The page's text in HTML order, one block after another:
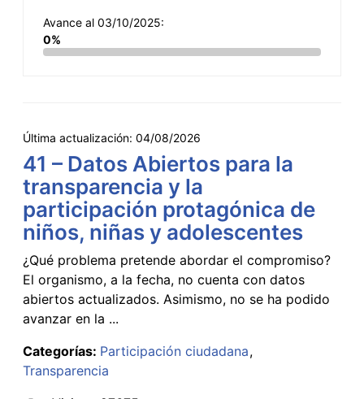
Avance al 03/10/2025:
0%
Última actualización: 04/08/2026
41 – Datos Abiertos para la
transparencia y la
participación protagónica de
niños, niñas y adolescentes
¿Qué problema pretende abordar el compromiso?
El organismo, a la fecha, no cuenta con datos
abiertos actualizados. Asimismo, no se ha podido
avanzar en la ...
Categorías: Participación ciudadana
Transparencia